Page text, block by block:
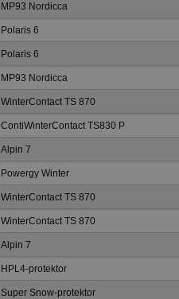
MP93 Nordicca
Polaris 6
Polaris 6
MP93 Nordicca
WinterContact TS 870
ContiWinterContact TS830 P
Alpin 7
Powergy Winter
WinterContact TS 870
WinterContact TS 870
Alpin 7
HPL4-protektor
Super Snow-protektor